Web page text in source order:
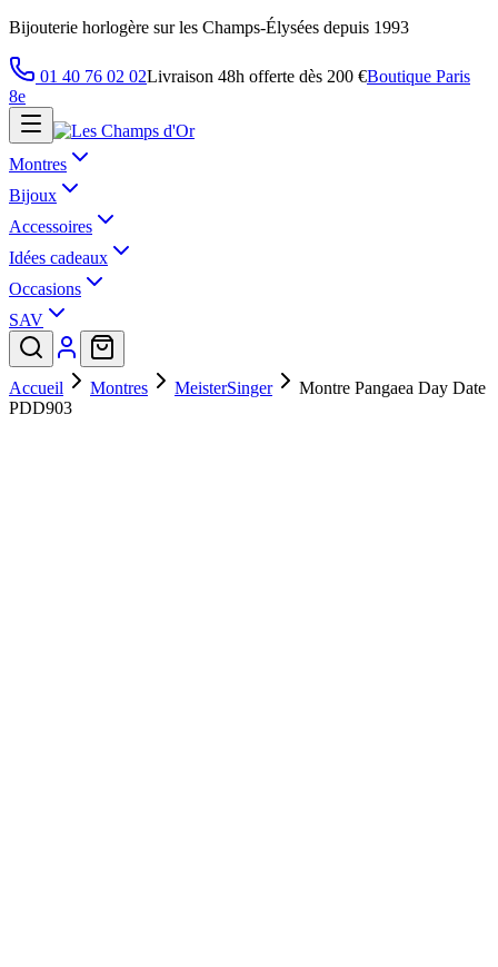
Bijouterie horlogère sur les Champs-Élysées depuis 1993
01 40 76 02 02Livraison 48h offerte dès 200 €Boutique Paris
8e
Montres
Bijoux
Accessoires
Idées cadeaux
Occasions
SAV
Accueil Montres MeisterSinger
Montre Pangaea Day Date
PDD903